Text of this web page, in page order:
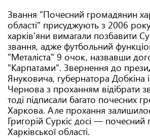
Звання "Почесний громадянин
області" присуджують з 2006
харків'яни вимагали позбавити
звання, адже футбольний
"Металіста" 9 очок, назвавши
"Карпатами". Звернення до
Януковича, губернатора Добкіна
Чернова з проханням відібрати
тоді підписали багато почесних
Харкова. Але прохання
Григорій Суркіс досі —
Харківської області.